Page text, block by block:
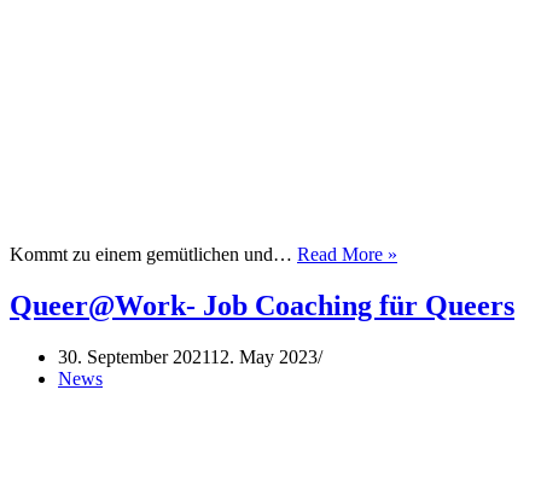
Kommt zu einem gemütlichen und… Read More »
Finale:
Public
Queer@Work- Job Coaching für Queers
30. September 202112. May 2023
News